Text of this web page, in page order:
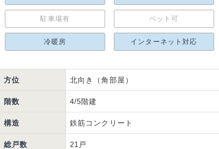
駐車場有 ペット可
冷暖房 インターネット対応
方位 北向き（角部屋）
階数 4/5階建
構造 鉄筋コンクリート
総戸数 21戸